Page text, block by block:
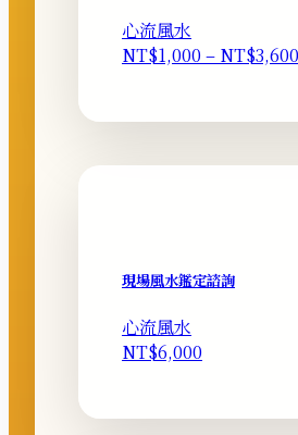
心流風水
NT$1,000 – NT$3,600
現場風水鑑定諮詢
心流風水
NT$6,000